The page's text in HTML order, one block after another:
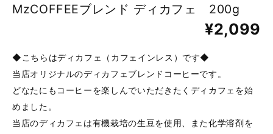
MzCOFFEEブレンド ディカフェ 200g
¥2,099
◆こちらはディカフェ（カフェインレス）です◆
当店オリジナルのディカフェブレンドコーヒーです。
どなたにもコーヒーを楽しんでいただきたくディカフェを始
めました。
当店のディカフェは有機栽培の生豆を使用、また化学溶剤を